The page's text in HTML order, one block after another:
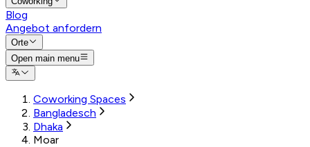
Blog
Angebot anfordern
Orte
Open main menu
Coworking Spaces
Bangladesch
Dhaka
Moar